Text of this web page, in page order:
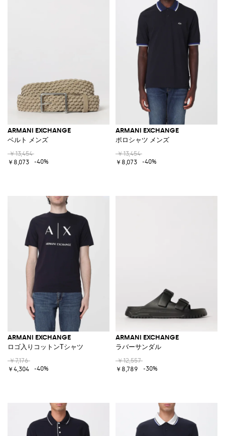
ARMANI EXCHANGE
ベルト メンズ
￥13,454
￥8,073
-40%
ARMANI EXCHANGE
ポロシャツ メンズ
￥13,454
￥8,073
-40%
ARMANI EXCHANGE
ロゴ入りコットンTシャツ
￥7,176
￥4,304
-40%
ARMANI EXCHANGE
ラバーサンダル
￥12,557
￥8,789
-30%